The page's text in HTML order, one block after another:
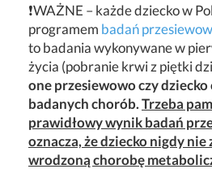
❗WAŻNE – każde dziecko w
programem badań
to badania wykonywane w
życia (pobranie krwi z piętki
one przesiewowo czy
badanych chorób.Trzeba
prawidłowy wynik badań
oznacza, że dziecko nigdy nie
wrodzoną chorobę